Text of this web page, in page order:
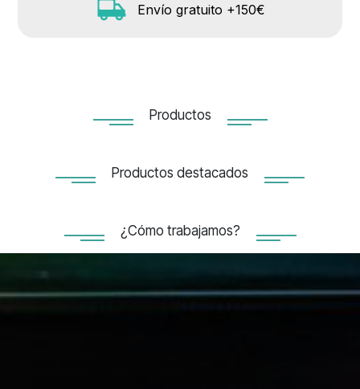
Envío gratuito +150€
Productos
Productos destacados
¿Cómo trabajamos?